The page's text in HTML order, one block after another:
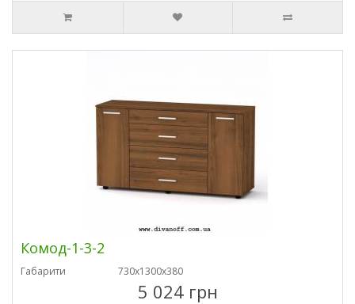
Комод-1-3-2
Габарити 730х1300х380
5 024 грн